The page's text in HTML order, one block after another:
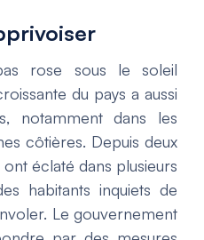
rose sous le soleil
du pays a aussi
notamment dans les
côtières. Depuis deux
éclaté dans plusieurs
habitants inquiets de
Le gouvernement